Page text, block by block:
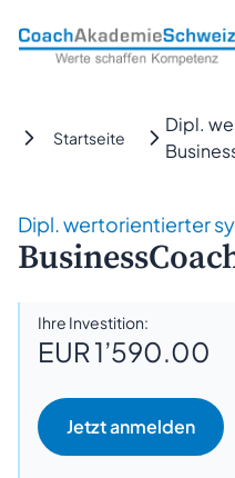
CoachAkademieSchweiz
Startseite
Dipl.
Dipl. wertorientierter
Ihre Investition:
EUR 1’590.00